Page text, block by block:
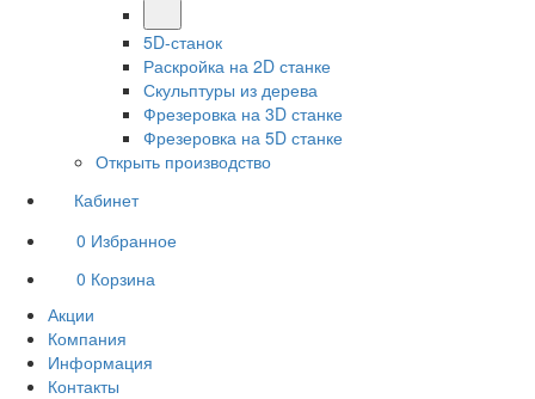
5D-станок
Раскройка на 2D станке
Скульптуры из дерева
Фрезеровка на 3D станке
Фрезеровка на 5D станке
Открыть производство
Кабинет
0 Избранное
0 Корзина
Акции
Компания
Информация
Контакты